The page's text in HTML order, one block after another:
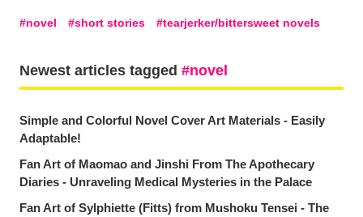
novel short stories tearjerker/bittersweet novels
Newest articles tagged novel
Simple and Colorful Novel Cover Art Materials - Easily
Adaptable!
Fan Art of Maomao and Jinshi From The Apothecary
Diaries - Unraveling Medical Mysteries in the Palace
Fan Art of Sylphiette (Fitts) from Mushoku Tensei - The